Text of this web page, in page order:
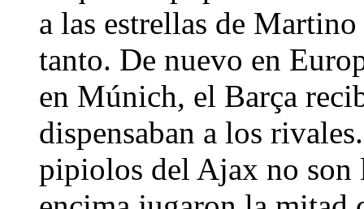
a las estrellas de
tanto. De nuevo en
en Múnich, el Barça
dispensaban a los
pipiolos del Ajax no son